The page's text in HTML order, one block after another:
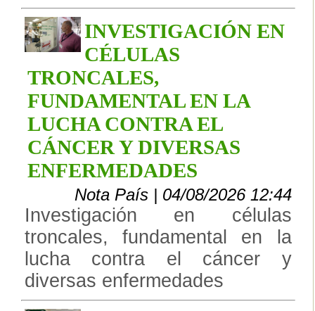
INVESTIGACIÓN EN
CÉLULAS
TRONCALES,
FUNDAMENTAL EN LA
LUCHA CONTRA EL
CÁNCER Y DIVERSAS
ENFERMEDADES
Nota País | 04/08/2026 12:44
Investigación en células
troncales, fundamental en la
lucha contra el cáncer y
diversas enfermedades